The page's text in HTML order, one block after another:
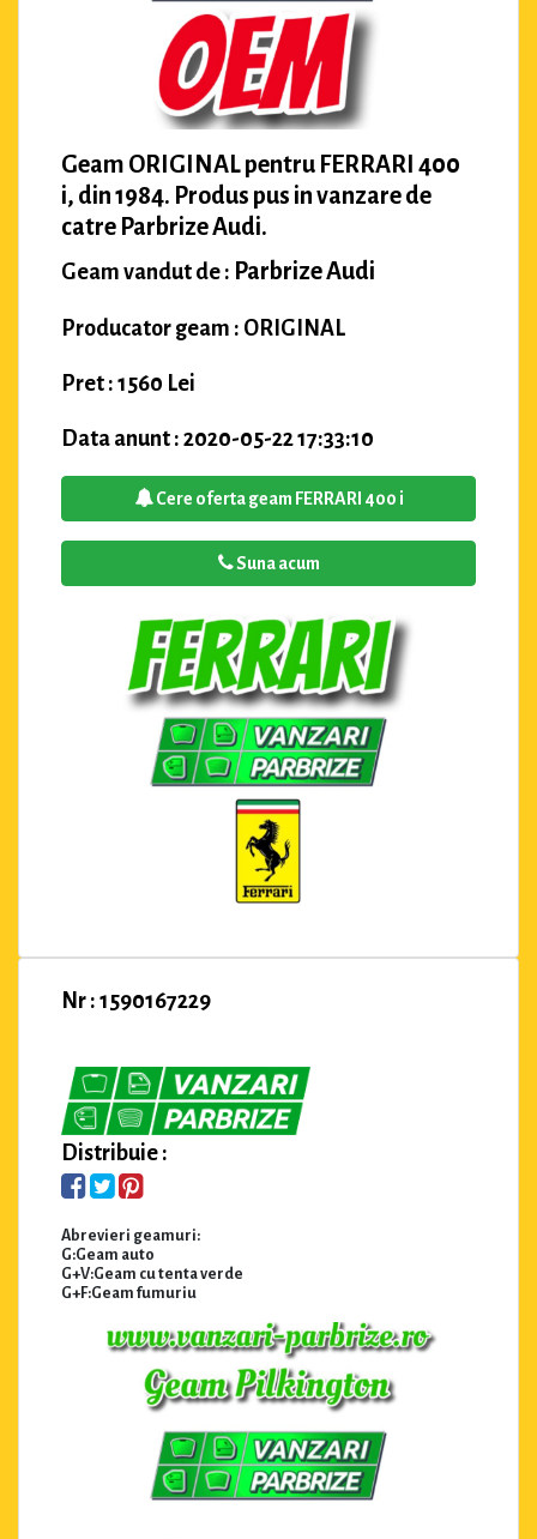
Geam ORIGINAL pentru FERRARI 400
i, din 1984. Produs pus in vanzare de
catre Parbrize Audi.
Geam vandut de : Parbrize Audi
Producator geam : ORIGINAL
Pret : 1560 Lei
Data anunt : 2020-05-22 17:33:10
Cere oferta geam FERRARI 400 i
Suna acum
Nr : 1590167229
Distribuie :
Abrevieri geamuri:
G:Geam auto
G+V:Geam cu tenta verde
G+F:Geam fumuriu